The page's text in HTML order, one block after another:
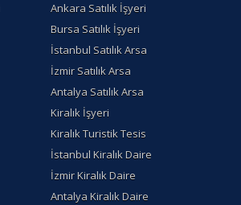
Ankara Satılık İşyeri
Bursa Satılık İşyeri
İstanbul Satılık Arsa
İzmir Satılık Arsa
Antalya Satılık Arsa
Kiralık İşyeri
Kiralık Turistik Tesis
İstanbul Kiralık Daire
İzmir Kiralık Daire
Antalya Kiralık Daire